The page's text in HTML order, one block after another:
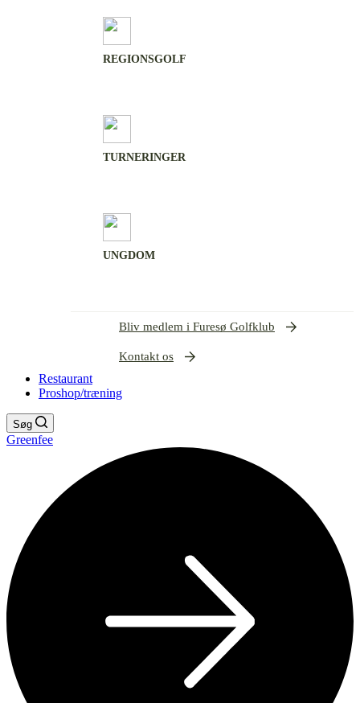
REGIONSGOLF
TURNERINGER
UNGDOM
Bliv medlem i Furesø Golfklub
Kontakt os
Restaurant
Proshop/træning
Søg
Greenfee